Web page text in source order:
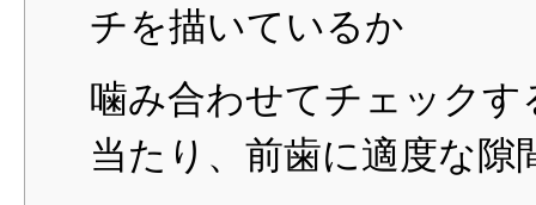
チを描いているか
噛み合わせてチェック
当たり、前歯に適度な隙